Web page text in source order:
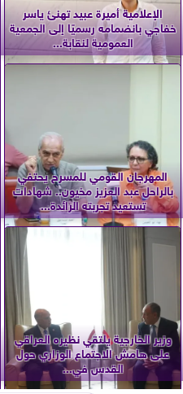
الإعلامية أميرة عبيد تهنئ ياسر
خفاجي بانضمامه رسميًا إلى الجمعية
العمومية لنقابة...
المهرجان القومي للمسرح يحتفي
بالراحل عبد العزيز مخيون.. شهادات
تستعيد تجربته الرائدة...
وزير الخارجية يلتقي نظيره العراقي
على هامش الاجتماع الوزاري حول
القدس في...